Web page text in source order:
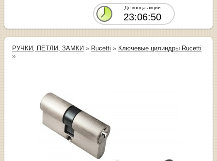
До конца акции
23:06:50
РУЧКИ, ПЕТЛИ, ЗАМКИ » Rucetti » Ключевые цилиндры Rucetti
»